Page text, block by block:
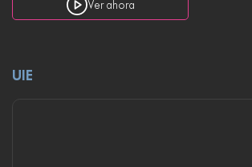
Ver ahora
UIE